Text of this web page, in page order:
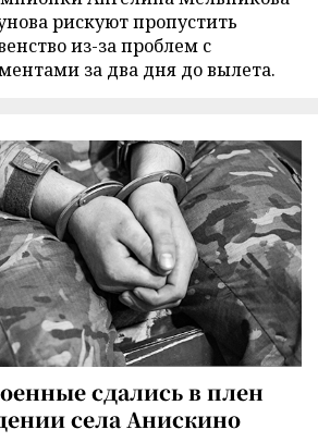
рискуют пропустить
из-за проблем с
за два дня до вылета.
сдались в плен
села Анискино